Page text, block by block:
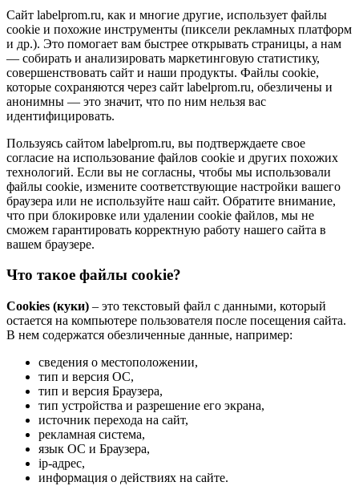
Сайт labelprom.ru, как и многие другие, использует файлы
cookie и похожие инструменты (пиксели рекламных платформ
и др.). Это помогает вам быстрее открывать страницы, а нам
— собирать и анализировать маркетинговую статистику,
совершенствовать сайт и наши продукты. Файлы сookie,
которые сохраняются через сайт labelprom.ru, обезличены и
анонимны — это значит, что по ним нельзя вас
идентифицировать.
Пользуясь сайтом labelprom.ru, вы подтверждаете свое
согласие на использование файлов cookie и других похожих
технологий. Если вы не согласны, чтобы мы использовали
файлы cookie, измените соответствующие настройки вашего
браузера или не используйте наш сайт. Обратите внимание,
что при блокировке или удалении cookie файлов, мы не
сможем гарантировать корректную работу нашего сайта в
вашем браузере.
Что такое файлы cookie?
Cookies (куки) – это текстовый файл с данными, который
остается на компьютере пользователя после посещения сайта.
В нем содержатся обезличенные данные, например:
сведения о местоположении,
тип и версия ОС,
тип и версия Браузера,
тип устройства и разрешение его экрана,
источник перехода на сайт,
рекламная система,
язык ОС и Браузера,
ip-адрес,
информация о действиях на сайте.